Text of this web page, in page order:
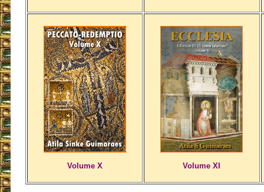
Volume X Volume XI